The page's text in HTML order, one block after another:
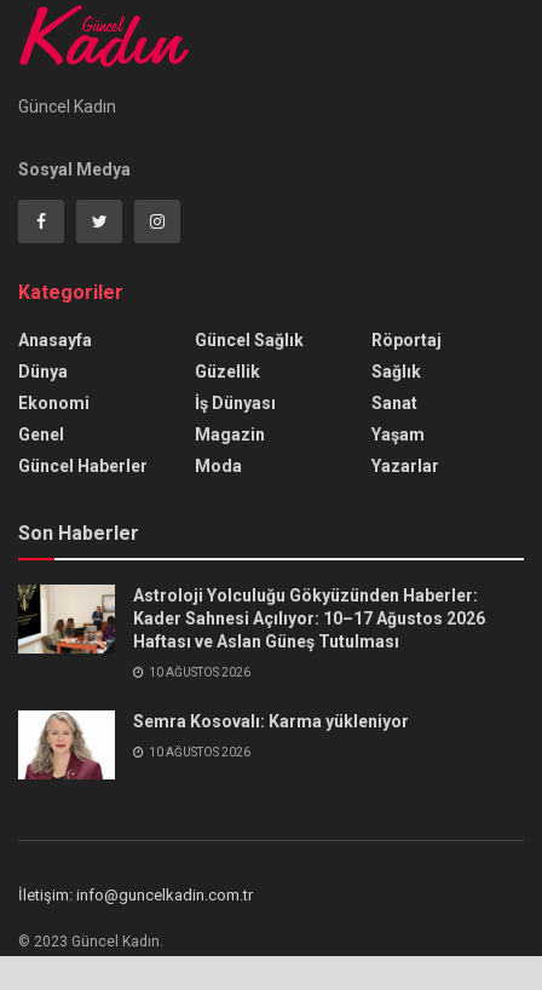
Güncel Kadın
Sosyal Medya
Kategoriler
Anasayfa
Dünya
Ekonomi
Genel
Güncel Haberler
Güncel Sağlık
Güzellik
İş Dünyası
Magazin
Moda
Röportaj
Sağlık
Sanat
Yaşam
Yazarlar
Son Haberler
Astroloji Yolculuğu Gökyüzünden Haberler:
Kader Sahnesi Açılıyor: 10–17 Ağustos 2026
Haftası ve Aslan Güneş Tutulması
10 AĞUSTOS 2026
Semra Kosovalı: Karma yükleniyor
10 AĞUSTOS 2026
İletişim: info@guncelkadin.com.tr
© 2023 Güncel Kadın.